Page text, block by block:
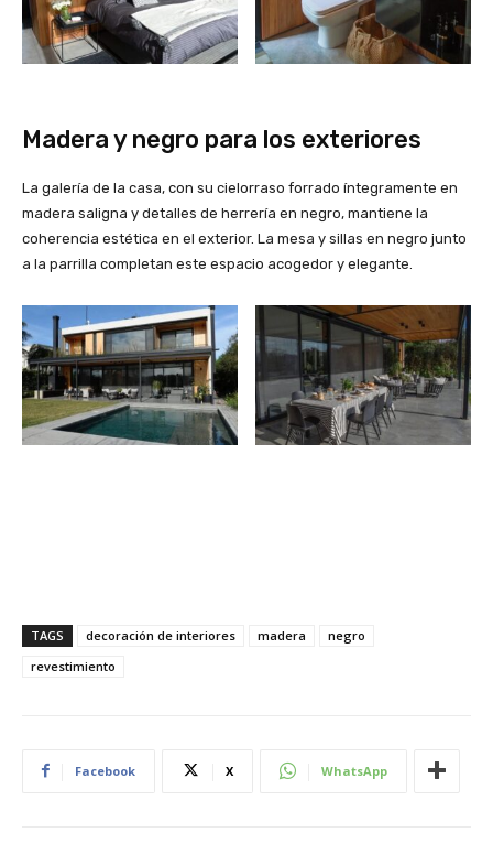
Madera y negro para los exteriores
La galería de la casa, con su cielorraso forrado íntegramente en
madera saligna y detalles de herrería en negro, mantiene la
coherencia estética en el exterior. La mesa y sillas en negro junto
a la parrilla completan este espacio acogedor y elegante.
TAGS decoración de interiores madera
negro
revestimiento
Facebook X WhatsApp